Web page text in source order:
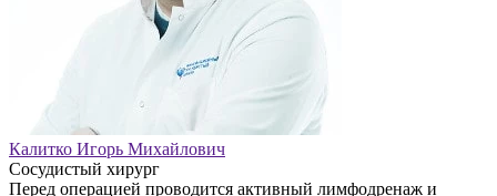
Калитко Игорь Михайлович
Сосудистый хирург
Перед операцией проводится активный лимфодренаж и